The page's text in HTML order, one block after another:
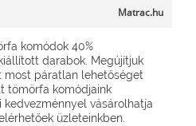
Matrac.hu
komódok 40%
darabok. Megújítjuk
most páratlan lehetőséget
tömörfa komódjaink
kedvezménnyel vásárolhatja
üzleteinkben.